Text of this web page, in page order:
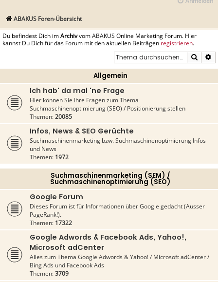
ABAKUS Foren-Übersicht
Du befindest Dich imArchivvom ABAKUS Online Marketing Forum. Hier
kannst Du Dich für das Forum mit den aktuellen Beiträgen registrieren.
Suche
Allgemein
Ich hab' da mal 'ne Frage
Hier können Sie Ihre Fragen zum Thema
Suchmaschinenoptimierung (SEO) / Positionierung stellen
Themen:20085
Infos, News & SEO Gerüchte
Suchmaschinenmarketing bzw. Suchmaschinenoptimierung Infos
und News
Themen: 1972
Suchmaschinenmarketing (SEM) /
Suchmaschinenoptimierung (SEO)
Google Forum
Dieses Forum ist für Informationen über Google gedacht (Ausser
PageRank!).
Themen: 17322
Google Adwords & Facebook Ads, Yahoo!,
Microsoft adCenter
Alles zum Thema Google Adwords & Yahoo! / Microsoft adCenter /
Bing Ads und Facebook Ads
Themen:3709